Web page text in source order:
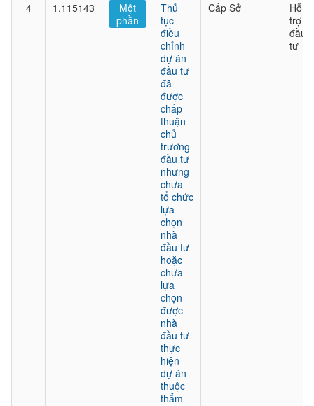
4 1.115143
Một
phần
Thủ
tục
điều
chỉnh
dự án
đầu tư
đã
được
chấp
thuận
chủ
trương
đầu tư
nhưng
chưa
tổ chức
lựa
chọn
nhà
đầu tư
hoặc
chưa
lựa
chọn
được
nhà
đầu tư
thực
hiện
dự án
thuộc
thẩm
Cấp Sở
Hỗ
trợ
đầu
tư